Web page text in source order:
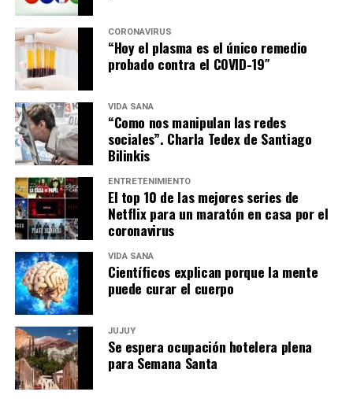
CORONAVIRUS
“Hoy el plasma es el único remedio
probado contra el COVID-19″
VIDA SANA
“Como nos manipulan las redes
sociales”. Charla Tedex de Santiago
Bilinkis
ENTRETENIMIENTO
El top 10 de las mejores series de
Netflix para un maratón en casa por el
coronavirus
VIDA SANA
Científicos explican porque la mente
puede curar el cuerpo
JUJUY
Se espera ocupación hotelera plena
para Semana Santa